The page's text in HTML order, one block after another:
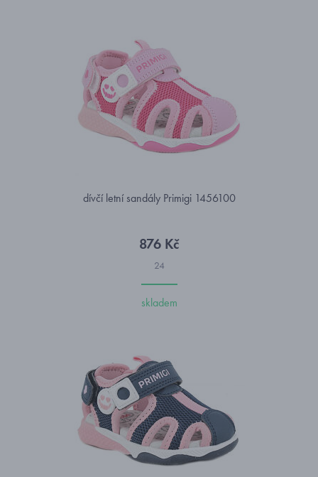
dívčí letní sandály Primigi 1456100
876 Kč
24
skladem